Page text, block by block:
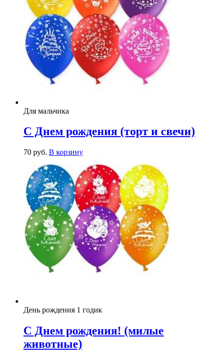
Для мальчика
С Днем рождения (торт и свечи)
70 руб. В корзину
День рождения 1 годик
С Днем рождения! (милые
животные)